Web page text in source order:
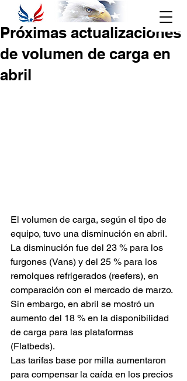
Seguimiento
888-684-
7195
Haga clic aquí
Próximas actualizaciones
de volumen de carga en
abril
El volumen de carga, según el tipo de
equipo, tuvo una disminución en abril.
La disminución fue del 23 % para los
furgones (Vans) y del 25 % para los
remolques refrigerados (reefers), en
comparación con el mercado de marzo.
Sin embargo, en abril se mostró un
aumento del 18 % en la disponibilidad
de carga para las plataformas
(Flatbeds).
Las tarifas base por milla aumentaron
para compensar la caída en los precios